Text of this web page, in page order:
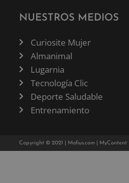
NUESTROS MEDIOS
Curiosite Mujer
Almanimal
Lugarnia
Tecnología Clic
Deporte Saludable
Entrenamiento
Copyright © 2021 | Mafius.com MyContent